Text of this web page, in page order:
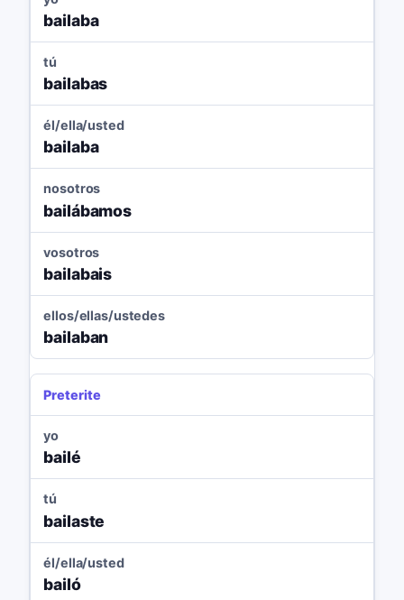
bailaba
tú
bailabas
él/ella/usted
bailaba
nosotros
bailábamos
vosotros
bailabais
ellos/ellas/ustedes
bailaban
Preterite
yo
bailé
tú
bailaste
él/ella/usted
bailó